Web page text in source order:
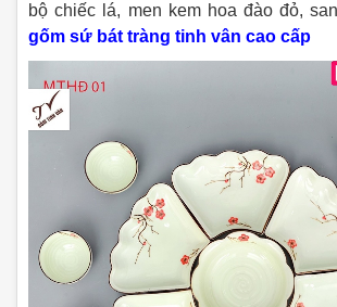
bộ chiếc lá, men kem hoa đào đỏ,
gốm sứ bát tràng tinh vân cao cấp